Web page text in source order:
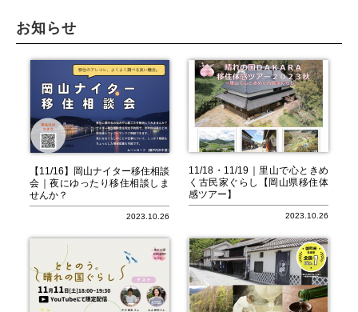
日 月 火 水 金 土
1
2 4 5 7 8
9 10 11 12 14 15
16 17 18 19 21 22
28 29
休館日
お知らせ
【11/16】岡山ナイター移住相談
会｜夜にゆったり移住相談しま
せんか？
2023.10.26
11/18・11/19｜里山で心ときめ
く古民家ぐらし【岡山県移住体
感ツアー】
2023.10.26